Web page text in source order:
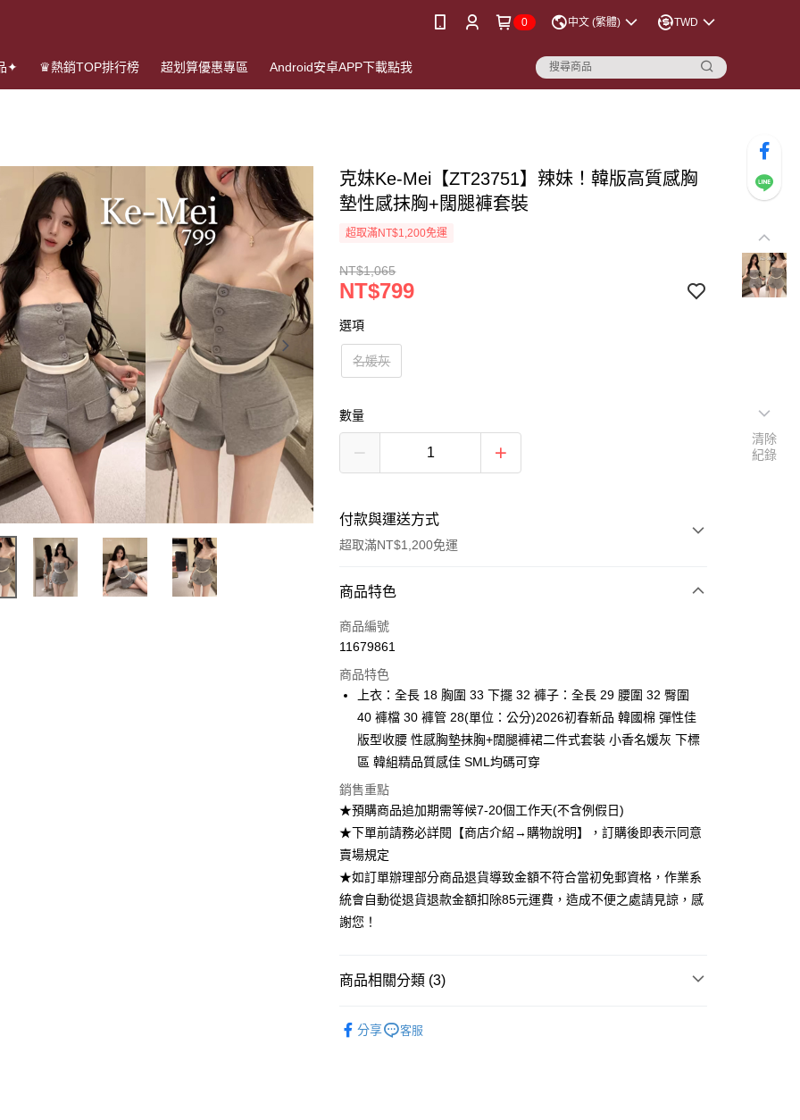
0 中文 (繁體) TWD
✦ ♛熱銷TOP排行榜 超划算優惠專區 Android安卓APP下載點我
克妹Ke-Mei【ZT23751】辣妹！韓版高質感胸
墊性感抹胸+闊腿褲套裝
超取滿NT$1,200免運
NT$1,065
NT$799
選項
名媛灰
數量
付款與運送方式
超取滿NT$1,200免運
付款方式
信用卡一次付款
Apple Pay
ATM付款
運送方式
全家付款取貨
每筆NT$85，滿NT$1,200(含以上)免運費
付款後全家取貨
每筆NT$85，滿NT$1,200(含以上)免運費
7-11付款取貨
付款後7-11取貨
宅配
商品特色
商品編號
11679861
商品特色
上衣：全長 18 胸圍 33 下擺 32 褲子：全長 29 腰圍 32 臀圍
40 褲檔 30 褲管 28(單位：公分)2026初春新品 韓國棉 彈性佳
版型收腰 性感胸墊抹胸+闊腿褲裙二件式套裝 小香名媛灰 下標
區 韓組精品質感佳 SML均碼可穿
銷售重點
★預購商品追加期需等候7-20個工作天(不含例假日)
★下單前請務必詳閱【商店介紹→購物說明】，訂購後即表示同意
賣場規定
★如訂單辦理部分商品退貨導致金額不符合當初免郵資格，作業系
統會自動從退貨退款金額扣除85元運費，造成不便之處請見諒，感
謝您！
商品相關分類 (3)
分享 客服
清除
紀錄